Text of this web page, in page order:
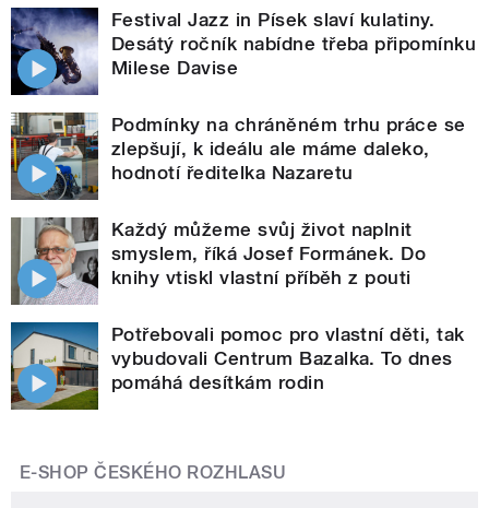
Festival Jazz in Písek slaví kulatiny.
Desátý ročník nabídne třeba připomínku
Milese Davise
Podmínky na chráněném trhu práce se
zlepšují, k ideálu ale máme daleko,
hodnotí ředitelka Nazaretu
Každý můžeme svůj život naplnit
smyslem, říká Josef Formánek. Do
knihy vtiskl vlastní příběh z pouti
Potřebovali pomoc pro vlastní děti, tak
vybudovali Centrum Bazalka. To dnes
pomáhá desítkám rodin
E-SHOP ČESKÉHO ROZHLASU